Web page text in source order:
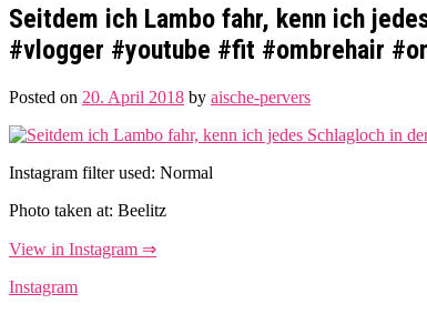
Seitdem ich Lambo fahr, kenn ich
#vlogger #youtube #fit #ombrehair
Posted on 20. April 2018 by aische-pervers
Instagram filter used: Normal
Photo taken at: Beelitz
View in Instagram ⇒
Instagram